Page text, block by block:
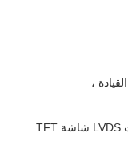
،
شاشة تعمل باللمس وإضاءة خلفية LED وكابلات LVDS.شاشة TFT